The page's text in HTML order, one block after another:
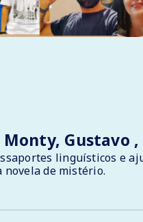
Gustavo ,
linguísticos e
de mistério.